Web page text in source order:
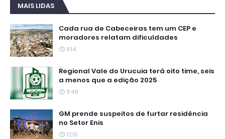
MAIS LIDAS
Cada rua de Cabeceiras tem um CEP e
moradores relatam dificuldades
11:14
Regional Vale do Urucuia terá oito time, seis
a menos que a edição 2025
11:49
GM prende suspeitos de furtar residência
no Setor Enis
12:15